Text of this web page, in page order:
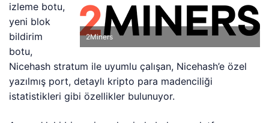
2Miners
izleme botu,
yeni blok
bildirim
botu,
Nicehash stratum ile uyumlu çalışan, Nicehash’e özel
yazılmış port, detaylı kripto para madenciliği
istatistikleri gibi özellikler bulunuyor.